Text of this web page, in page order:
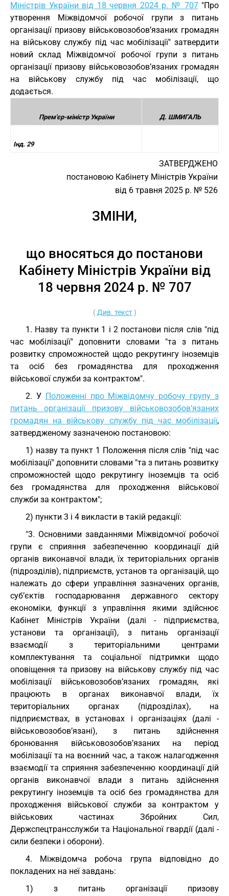
Міністрів України від 18 червня 2024 р. № 707"Про
утворення Міжвідомчої робочої групи з питань
організації призову військовозобов’язаних громадян
на військову службу під час мобілізації" затвердити
новий склад Міжвідомчої робочої групи з питань
організації призову військовозобов’язаних громадян
на військову службу під час мобілізації, що
додається.
Прем'єр-міністр України Д. ШМИГАЛЬ
Інд. 29
ЗАТВЕРДЖЕНО
постановою Кабінету Міністрів України
від 6 травня 2025 р. № 526
ЗМІНИ,
що вносяться до постанови
Кабінету Міністрів України від
18 червня 2024 р. № 707
( Див. текст)
1. Назву та пункти 1 і 2 постанови після слів "під
час мобілізації" доповнити словами "та з питань
розвитку спроможностей щодо рекрутингу іноземців
та осіб без громадянства для проходження
військової служби за контрактом".
2. У Положенні про Міжвідомчу робочу групу з
питань організації призову військовозобов’язаних
громадян на військову службу під час мобілізації,
затвердженому зазначеною постановою:
1) назву та пункт 1 Положення після слів "під час
мобілізації" доповнити словами "та з питань розвитку
спроможностей щодо рекрутингу іноземців та осіб
без громадянства для проходження військової
служби за контрактом";
2) пункти 3 і 4 викласти в такій редакції:
"3. Основними завданнями Міжвідомчої робочої
групи є сприяння забезпеченню координації дій
органів виконавчої влади, їх територіальних органів
(підрозділів), підприємств, установ та організацій, що
належать до сфери управління зазначених органів,
суб’єктів господарювання державного сектору
економіки, функції з управління якими здійснює
Кабінет Міністрів України (далі - підприємства,
установи та організації), з питань організації
взаємодії з територіальними центрами
комплектування та соціальної підтримки щодо
оповіщення та призову на військову службу під час
мобілізації військовозобов’язаних громадян, які
працюють в органах виконавчої влади, їх
територіальних органах (підрозділах), на
підприємствах, в установах і організаціях (далі -
військовозобов’язані), з питань здійснення
бронювання військовозобов’язаних на період
мобілізації та на воєнний час, а також налагодження
взаємодії та сприяння забезпеченню координації дій
органів виконавчої влади з питань здійснення
рекрутингу іноземців та осіб без громадянства для
проходження військової служби за контрактом у
військових частинах Збройних Сил,
Держспецтрансслужби та Національної гвардії (далі -
сили безпеки і оборони).
4. Міжвідомча робоча група відповідно до
покладених на неї завдань:
1) з питань організації призову